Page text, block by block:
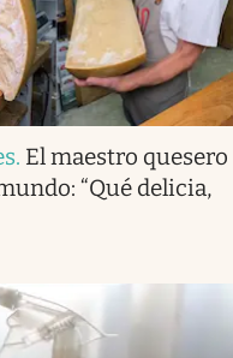
. El maestro quesero
“Qué delicia,